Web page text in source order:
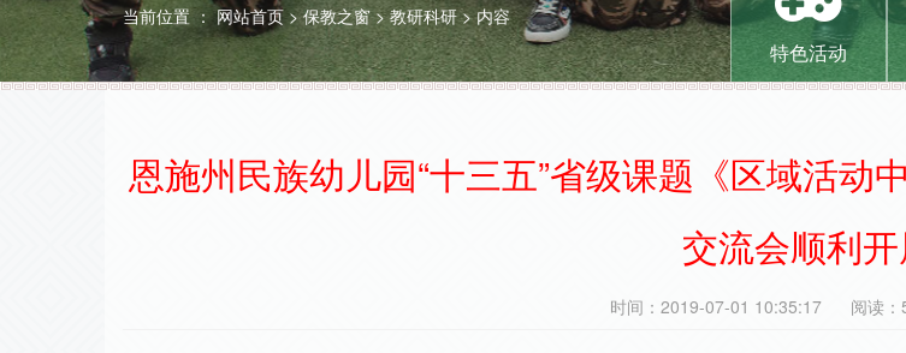
当前位置 ：网站首页 > 保教之窗 > 教研科研 > 内容
特色活动
恩施州民族幼儿园“十三五”省级课题《区域活
交流会顺利
时间：2019-07-01 10:35:17 阅读